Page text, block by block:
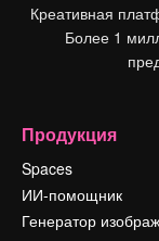
Креативная
Более 1
Продукция
Spaces
ИИ-помощник
Генератор